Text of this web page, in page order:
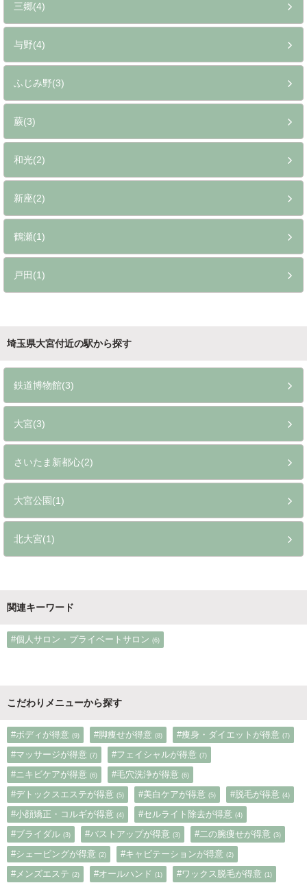
三郷(4)
与野(4)
ふじみ野(3)
蕨(3)
和光(2)
新座(2)
鶴瀬(1)
戸田(1)
埼玉県大宮付近の駅から探す
鉄道博物館(3)
大宮(3)
さいたま新都心(2)
大宮公園(1)
北大宮(1)
関連キーワード
#個人サロン・プライベートサロン (6)
こだわりメニューから探す
#ボディが得意 (9) #脚痩せが得意 (8) #痩身・ダイエットが得意 (7)
#マッサージが得意 (7) #フェイシャルが得意 (7)
#ニキビケアが得意 (6) #毛穴洗浄が得意 (6)
#デトックスエステが得意 (5) #美白ケアが得意 (5) #脱毛が得意 (4)
#小顔矯正・コルギが得意 (4) #セルライト除去が得意 (4)
#ブライダル (3) #バストアップが得意 (3) #二の腕痩せが得意 (3)
#シェービングが得意 (2) #キャビテーションが得意 (2)
#メンズエステ (2) #オールハンド (1) #ワックス脱毛が得意 (1)